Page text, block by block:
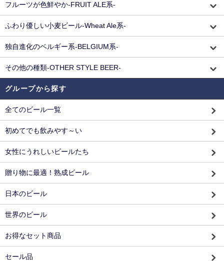
フルーツが色鮮やか-FRUIT ALE系-
ふわり優しい小麦ビール-Wheat Ale系-
独自進化のベルギー系-BELGIUM系-
その他の種類-OTHER STYLE BEER-
グループから探す
全てのビール一覧
初めてでも飲みやす～い
女性にうれしいビールたち
贈り物に最適！熟成ビール
日本のビール
世界のビール
お得なセット商品
セール品